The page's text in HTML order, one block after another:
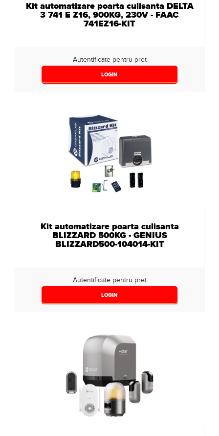
Kit automatizare poarta culisanta DELTA
3 741 E Z16, 900KG, 230V - FAAC
741EZ16-KIT
Autentificate pentru pret
LOGIN
Kit automatizare poarta culisanta
BLIZZARD 500KG - GENIUS
BLIZZARD500-104014-KIT
Autentificate pentru pret
LOGIN